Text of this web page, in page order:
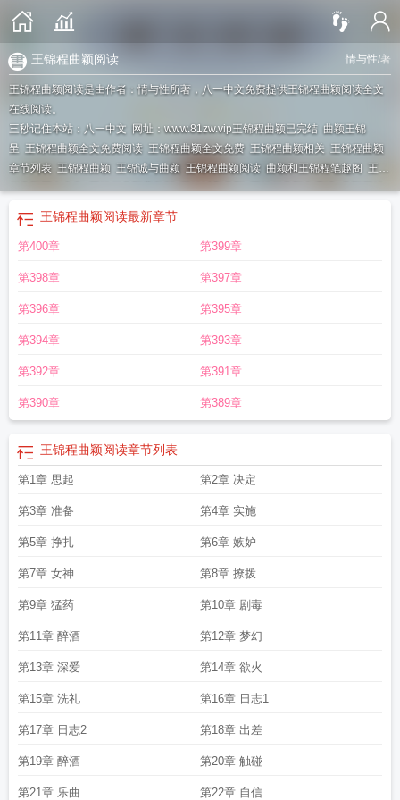
情与性/著
王锦程曲颖阅读
王锦程曲颖阅读是由作者：情与性所著，八一中文免费提供王锦程曲颖阅读全文
在线阅读。
三秒记住本站：八一中文 网址：www.81zw.vip王锦程曲颖已完结 曲颖王锦
呈 王锦程曲颖全文免费阅读 王锦程曲颖全文免费 王锦程曲颖相关 王锦程曲颖
章节列表 王锦程曲颖 王锦诚与曲颖 王锦程曲颖阅读 曲颖和王锦程笔趣阁 王锦
王锦诚曲颖王锦程曲颖的推荐
阅读
锦程曲颖续集
王锦程曲颖全文免费阅读最新章节更
颖王锦程曲颖400 王锦程曲颍
王锦程曲颖阅读最新章节
第400章 第399章
第398章 第397章
第396章 第395章
第394章 第393章
第392章 第391章
第390章 第389章
王锦程曲颖阅读章节列表
第1章 思起 第2章 决定
第3章 准备 第4章 实施
第5章 挣扎 第6章 嫉妒
第7章 女神 第8章 撩拨
第9章 猛药 第10章 剧毒
第11章 醉酒 第12章 梦幻
第13章 深爱 第14章 欲火
第15章 洗礼 第16章 日志1
第17章 日志2 第18章 出差
第19章 醉酒 第20章 触碰
第21章 乐曲 第22章 自信